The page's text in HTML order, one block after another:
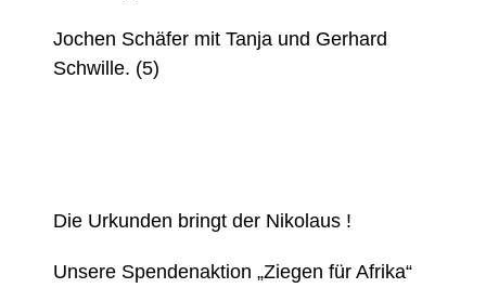
Jochen Schäfer mit Tanja und Gerhard
Schwille. (5)
Die Urkunden bringt der Nikolaus !
Unsere Spendenaktion „Ziegen für Afrika“